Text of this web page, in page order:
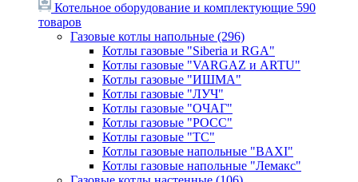
Котельное оборудование и комплектующие 590
товаров
Газовые котлы напольные (296)
Котлы газовые "Siberia и RGA"
Котлы газовые "VARGAZ и ARTU"
Котлы газовые "ИШМА"
Котлы газовые "ЛУЧ"
Котлы газовые "ОЧАГ"
Котлы газовые "РОСС"
Котлы газовые "ТС"
Котлы газовые напольные "BAXI"
Котлы газовые напольные "Лемакс"